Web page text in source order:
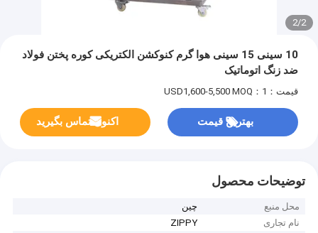
2/2
10 سینی 15 سینی هوا گرم کنوکشن الکتریکی کوره پختن فولاد
ضد زنگ اتوماتیک
قیمت：USD1,600-5,500 MOQ：1
بهترین قیمت اکنون تماس بگیرید
توضیحات محصول
محل منبع
چین
نام تجاری
ZIPPY